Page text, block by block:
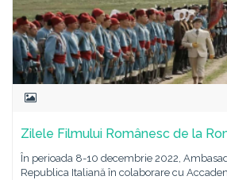
Zilele Filmului Românesc de la
În perioada 8-10 decembrie 2022,
Republica Italiană în colaborare cu